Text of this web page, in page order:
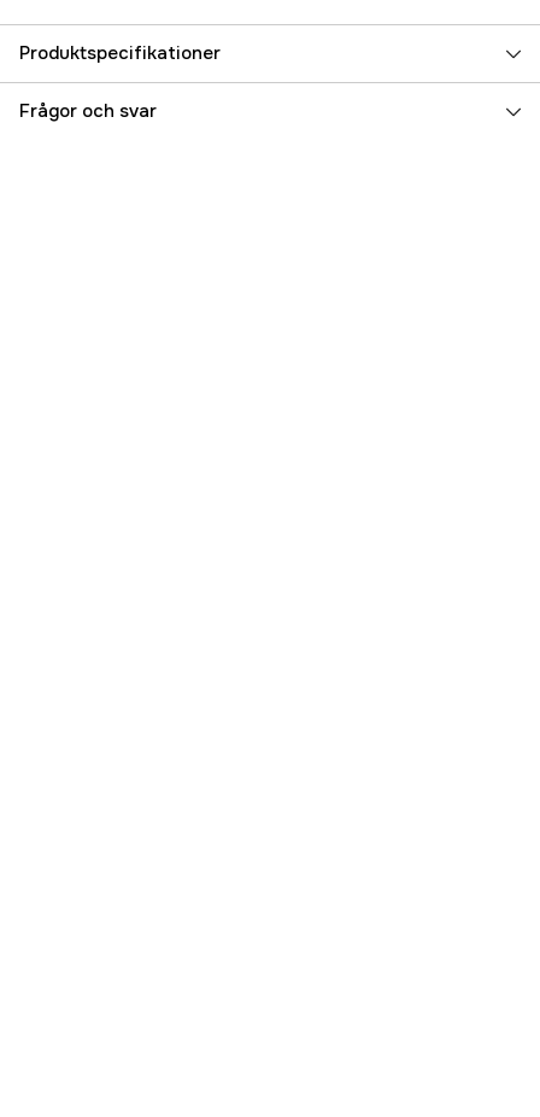
Produktspecifikationer
Referensnummer 5000092529
Frågor och svar